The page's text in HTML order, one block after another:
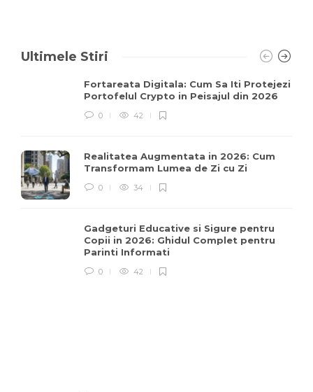
Ultimele Stiri
Fortareata Digitala: Cum Sa Iti Protejezi
Portofelul Crypto in Peisajul din 2026
0 42
Realitatea Augmentata in 2026: Cum
Transformam Lumea de Zi cu Zi
0 34
Gadgeturi Educative si Sigure pentru
Copii in 2026: Ghidul Complet pentru
Parinti Informati
0 42